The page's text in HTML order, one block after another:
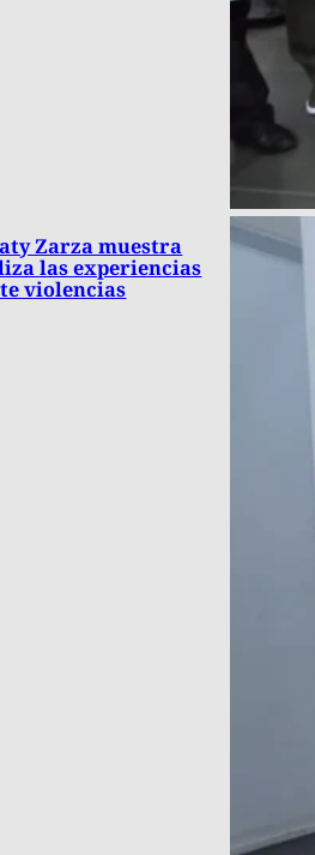
Zarza muestra
las experiencias
violencias